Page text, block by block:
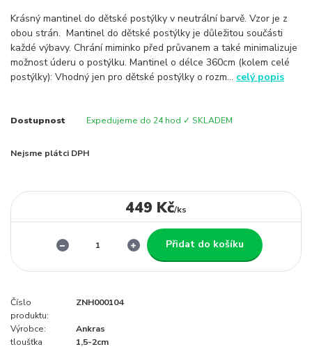
Krásný mantinel do dětské postýlky v neutrální barvě. Vzor je z
obou strán. Mantinel do dětské postýlky je důležitou součásti
každé výbavy. Chrání miminko před průvanem a také minimalizuje
možnost úderu o postýlku. Mantinel o délce 360cm (kolem celé
postýlky): Vhodný jen pro dětské postýlky o rozm... celý popis
Dostupnost Expedujeme do 24 hod ✓ SKLADEM
Nejsme plátci DPH
449 Kč/ks
Přidat do košíku
Číslo
produktu:
ZNH000104
Výrobce:
Ankras
tloušťka
1,5-2cm